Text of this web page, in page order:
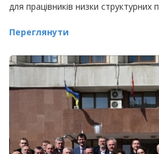
для працівників низки структурних
Переглянути